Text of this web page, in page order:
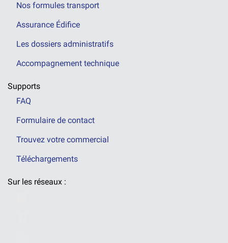
Nos formules transport
Assurance Édifice
Les dossiers administratifs
Accompagnement technique
Supports
FAQ
Formulaire de contact
Trouvez votre commercial
Téléchargements
Sur les réseaux :